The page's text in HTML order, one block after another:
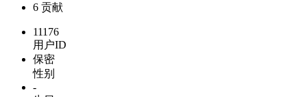
6 贡献
11176
用户ID
保密
性别
-